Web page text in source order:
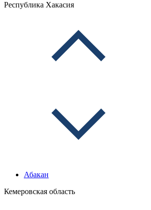
Республика Хакасия
Абакан
Кемеровская область